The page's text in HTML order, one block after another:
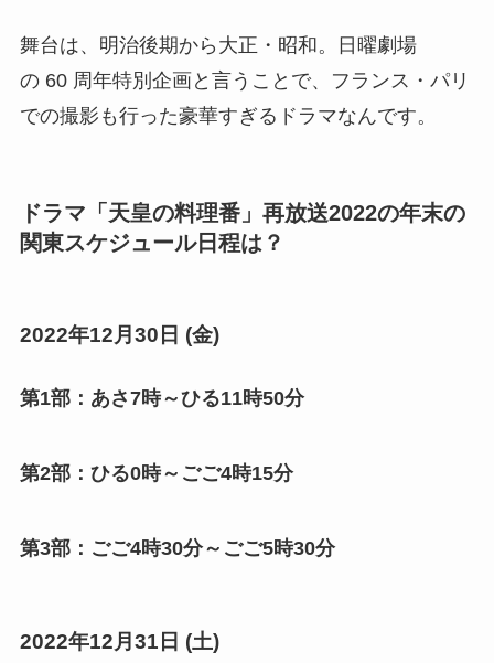
舞台は、 明治後期から大正・昭和。
日曜劇場
の60 周年特別企画と言うことで、
フランス・パリ
での撮影も行った豪華すぎるドラマなんです。
ドラマ「天皇の料理番」再放送2022の年末の
関東スケジュール日程は？
2022年12月30日 (金)
第1部：あさ7時～ひる11時50分
第2部：ひる0時～ごご4時15分
第3部：ごご4時30分～ごご5時30分
2022年12月31日 (土)